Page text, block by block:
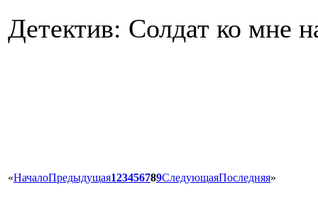
Детектив: Солдат ко мне
«НачалоПредыдущая123456789СледующаяПоследняя»